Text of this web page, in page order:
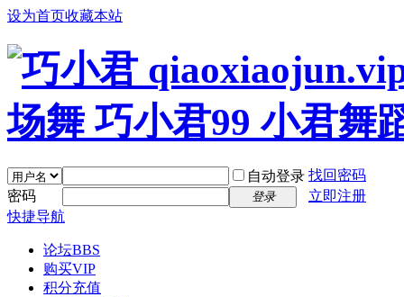
设为首页收藏本站
自动登录 找回密码
密码
登录
立即注册
快捷导航
论坛BBS
购买VIP
积分充值